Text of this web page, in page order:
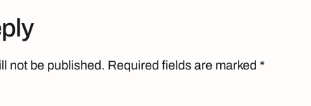
not be published. Required fields are marked *